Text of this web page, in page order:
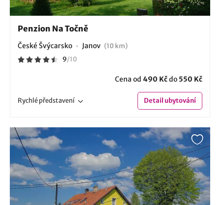
Penzion Na Točně
České Švýcarsko Janov (10 km)
9/10
Cena od 490 Kčdo 550 Kč
Rychlépředstavení Detailubytování